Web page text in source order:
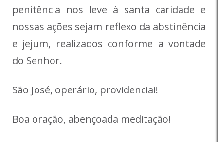
penitência nos leve à santa caridade e
nossas ações sejam reflexo da abstinência
e jejum, realizados conforme a vontade
do Senhor.
São José, operário, providenciai!
Boa oração, abençoada meditação!